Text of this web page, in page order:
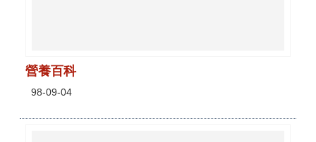
營養百科
98-09-04